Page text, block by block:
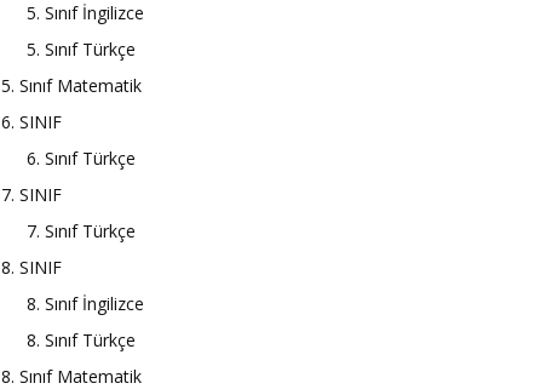
5. Sınıf İngilizce
5. Sınıf Türkçe
5. Sınıf Matematik
6. SINIF
6. Sınıf Türkçe
7. SINIF
7. Sınıf Türkçe
8. SINIF
8. Sınıf İngilizce
8. Sınıf Türkçe
8. Sınıf Matematik